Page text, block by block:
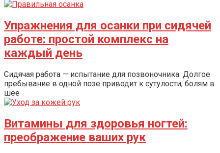
Упражнения для осанки при сидячей
работе: простой комплекс на
каждый день
Сидячая работа — испытание для позвоночника. Долгое
пребывание в одной позе приводит к сутулости, болям в
шее
Витамины для здоровья ногтей:
преображение ваших рук